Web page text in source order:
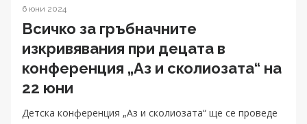
6 юни 2024
Всичко за гръбначните
изкривявания при децата в
конференция „Аз и сколиозата“ на
22 юни
Детска конференция „Аз и сколиозата“ ще се проведе